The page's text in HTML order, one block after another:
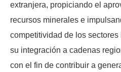
extranjera, propiciando el
recursos minerales e
competitividad de los
su integración a cadenas
con el fin de contribuir a